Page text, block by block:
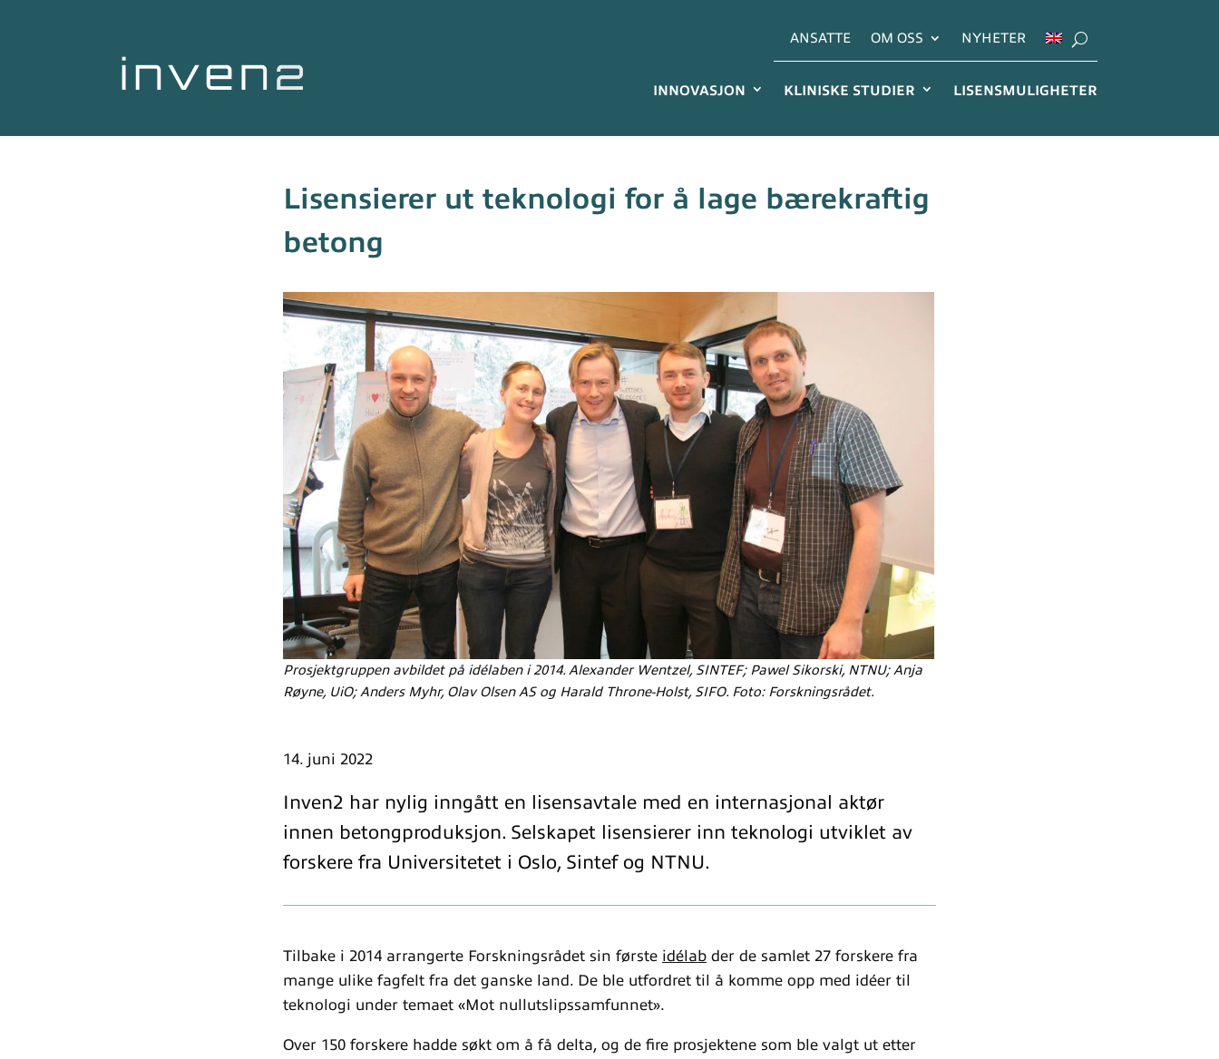
ANSATTE OM OSS NYHETER
INNOVASJON KLINISKE STUDIER LISENSMULIGHETER
Lisensierer ut teknologi for å lage bærekraftig
betong
Prosjektgruppen avbildet på idélaben i 2014. Alexander Wentzel, SINTEF; Pawel Sikorski, NTNU; Anja
Røyne, UiO; Anders Myhr, Olav Olsen AS og Harald Throne-Holst, SIFO. Foto: Forskningsrådet.
14. juni 2022
Inven2 har nylig inngått en lisensavtale med en internasjonal aktør
innen betongproduksjon. Selskapet lisensierer inn teknologi utviklet av
forskere fra Universitetet i Oslo, Sintef og NTNU.
Tilbake i 2014 arrangerte Forskningsrådet sin første idélab der de samlet 27 forskere fra
mange ulike fagfelt fra det ganske land. De ble utfordret til å komme opp med idéer til
teknologi under temaet «Mot nullutslipssamfunnet».
Over 150 forskere hadde søkt om å få delta, og de fire prosjektene som ble valgt ut etter